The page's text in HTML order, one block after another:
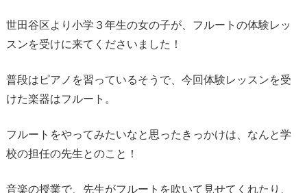
世田谷区より小学３年生の女の子が、フルートの体験レッ
スンを受けに来てくださいました！
普段はピアノを習っているそうで、今回体験レッスンを受
けた楽器はフルート。
フルートをやってみたいなと思ったきっかけは、なんと学
校の担任の先生とのこと！
音楽の授業で、先生がフルートを吹いて見せてくれたり、